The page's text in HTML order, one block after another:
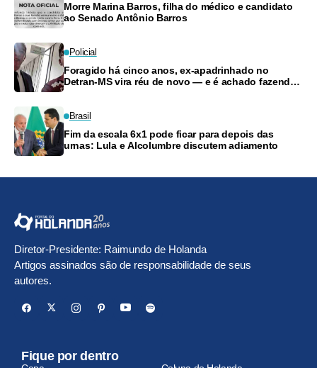
Morre Marina Barros, filha do médico e candidato
ao Senado Antônio Barros
Policial
Foragido há cinco anos, ex-apadrinhado no
Detran-MS vira réu de novo — e é achado fazendo
Brasil
Fim da escala 6x1 pode ficar para depois das
urnas: Lula e Alcolumbre discutem adiamento
Diretor-Presidente: Raimundo de Holanda
Artigos assinados são de responsabilidade de seus
autores.
Fique por dentro